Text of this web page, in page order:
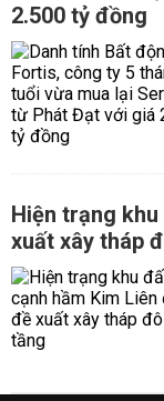
2.500 tỷ đồng
Hiện trạng
xuất xây tháp